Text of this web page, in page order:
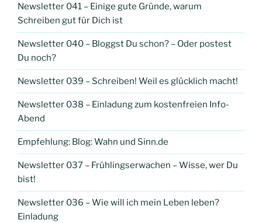
Newsletter 041 – Einige gute Gründe, warum
Schreiben gut für Dich ist
Newsletter 040 – Bloggst Du schon? – Oder postest
Du noch?
Newsletter 039 – Schreiben! Weil es glücklich macht!
Newsletter 038 – Einladung zum kostenfreien Info-
Abend
Empfehlung: Blog: Wahn und Sinn.de
Newsletter 037 – Frühlingserwachen – Wisse, wer Du
bist!
Newsletter 036 – Wie will ich mein Leben leben?
Einladung